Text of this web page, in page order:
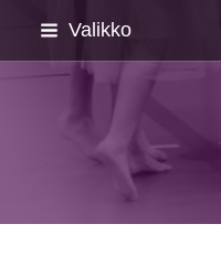
Siirry
sisältöön
Valikko